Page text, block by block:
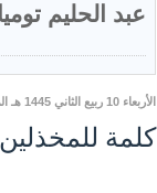
عبد الحليم
الأربعاء 10 ربيع الثاني 1445 هـ الموافق لـ: 25 أكتوبر 2023 14:32
كلمة